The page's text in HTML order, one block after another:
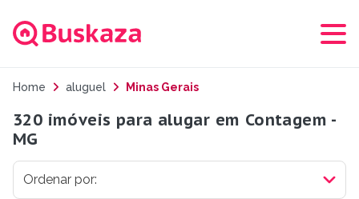
Home aluguel Minas Gerais
320 imóveis para alugar em Contagem -
MG